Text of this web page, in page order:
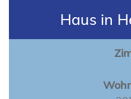
Haus in